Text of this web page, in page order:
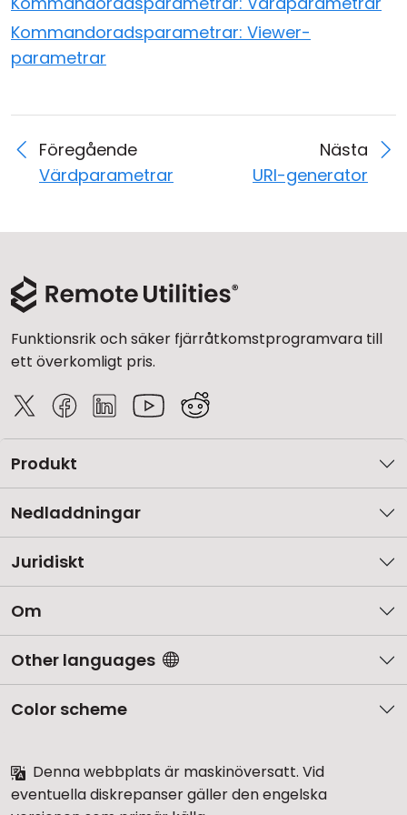
Kommandoradsparametrar: Viewer-
parametrar
Föregående
Värdparametrar
Nästa
URI-generator
Funktionsrik och säker fjärråtkomstprogramvara till
ett överkomligt pris.
Produkt
Nedladdningar
Juridiskt
Om
Other languages
Color scheme
Denna webbplats är maskinöversatt. Vid
eventuella diskrepanser gäller den engelska
Moln & Lokal installation